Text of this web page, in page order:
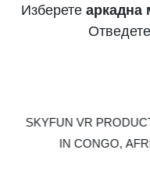
Изберете аркадна
SKYFUN VR
IN CONGO,